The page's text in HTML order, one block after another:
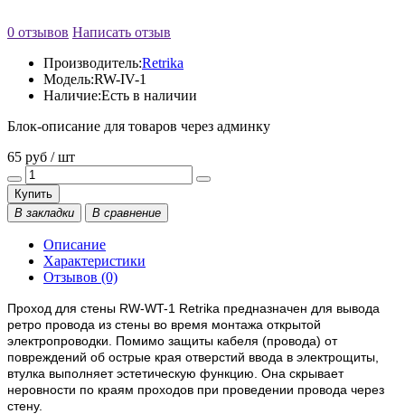
0 отзывов Написать отзыв
Производитель:Retrika
Модель:RW-IV-1
Наличие:Есть в наличии
Блок-описание для товаров через админку
65 руб / шт
Купить
В закладки
В сравнение
Описание
Характеристики
Отзывов (0)
Проход для стены RW-WT-1 Retrika предназначен для вывода
ретро провода из стены во время монтажа открытой
электропроводки. Помимо защиты кабеля (провода) от
повреждений об острые края отверстий ввода в электрощиты,
втулка выполняет эстетическую функцию. Она скрывает
неровности по краям проходов при проведении провода через
стену.